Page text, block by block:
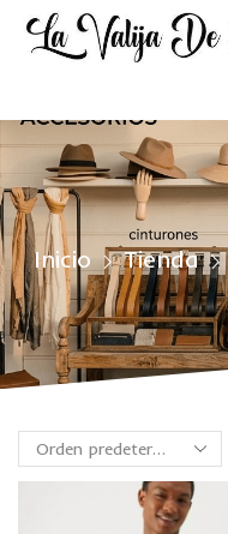
Inicio Tienda